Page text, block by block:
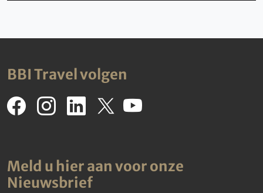
BBI Travel volgen
Meld u hier aan voor onze
Nieuwsbrief